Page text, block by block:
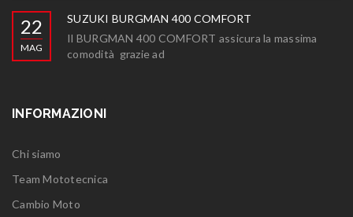
22
MAG
SUZUKI BURGMAN 400 COMFORT
Il BURGMAN 400 COMFORT assicura la massima
comodità grazie ad
INFORMAZIONI
Chi siamo
Team Mototecnica
Cambio Moto